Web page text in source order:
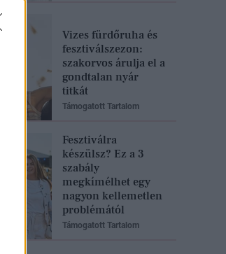
Vizes fürdőruha és
fesztiválszezon:
szakorvos árulja el a
gondtalan nyár
titkát
Támogatott Tartalom
Fesztiválra
készülsz? Ez a 3
szabály
megkímélhet egy
nagyon kellemetlen
problémától
Támogatott Tartalom